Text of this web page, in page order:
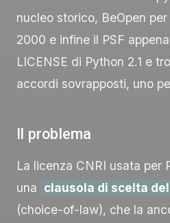
nucleo storico, BeOpen
2000 e infine il PSF
LICENSE di Python 2.1 e
accordi sovrapposti, uno
Il problema
La licenza CNRI usata per
una clausola di scelta
(choice-of-law), che la